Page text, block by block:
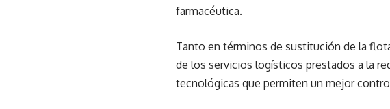
farmacéutica.
Tanto en términos de sustitución de la
de los servicios logísticos prestados a la
tecnológicas que permiten un mejor